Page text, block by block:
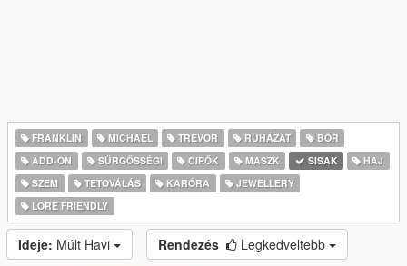
FRANKLIN MICHAEL TREVOR RUHÁZAT
BŐR
ADD-ON
SŰRGŐSSÉGI CIPŐK MASZK SISAK
HAJ
SZEM
TETOVÁLÁS KARÓRA
JEWELLERY
LORE FRIENDLY
Ideje: Múlt Havi Rendezés Legkedveltebb